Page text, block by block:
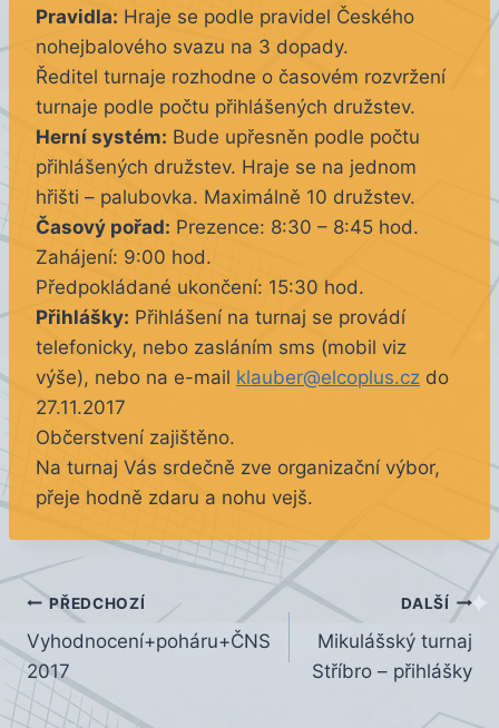
Pravidla: Hraje se podle pravidel Českého
nohejbalového svazu na 3 dopady.
Ředitel turnaje rozhodne o časovém rozvržení
turnaje podle počtu přihlášených družstev.
Herní systém: Bude upřesněn podle počtu
přihlášených družstev. Hraje se na jednom
hřišti – palubovka. Maximálně 10 družstev.
Časový pořad: Prezence: 8:30 – 8:45 hod.
Zahájení: 9:00 hod.
Předpokládané ukončení: 15:30 hod.
Přihlášky: Přihlášení na turnaj se provádí
telefonicky, nebo zasláním sms (mobil viz
výše), nebo na e-mail klauber@elcoplus.cz do
27.11.2017
Občerstvení zajištěno.
Na turnaj Vás srdečně zve organizační výbor,
přeje hodně zdaru a nohu vejš.
Navigace
pro
příspěvek
PŘEDCHOZÍ
Vyhodnocení+poháru+ČNS
2017
DALŠÍ
Mikulášský turnaj
Stříbro – přihlášky